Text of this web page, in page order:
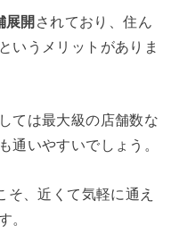
展開 されており、住ん
いうメリットがありま
ては最大級の店舗数な
通いやすいでしょう。
、近くて気軽に通え
。